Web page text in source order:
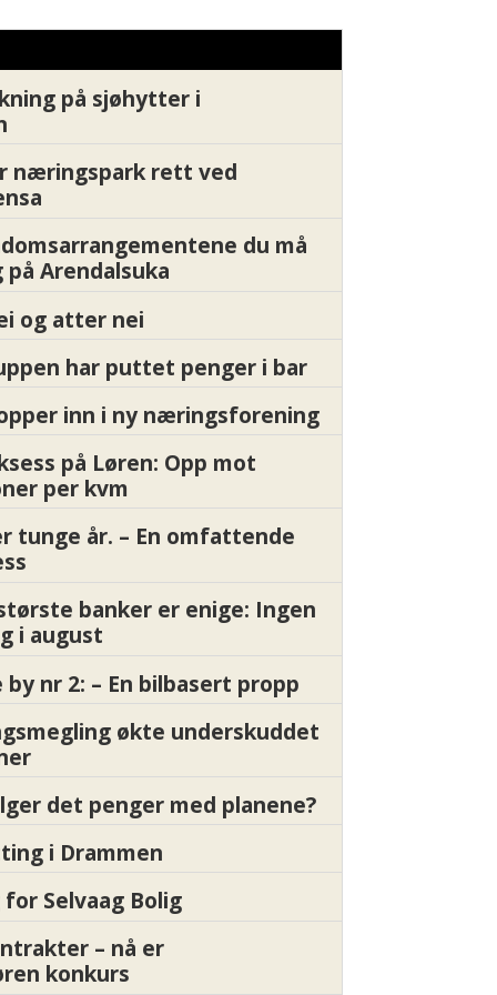
på sjøhytter i
næringspark rett ved
du må
Arendalsuka
og atter nei
har puttet penger i bar
inn i ny næringsforening
på Løren: Opp mot
per kvm
tunge år. – En omfattende
banker er enige: Ingen
i august
nr 2: – En bilbasert propp
økte underskuddet
det penger med planene?
i Drammen
for Selvaag Bolig
– nå er
konkurs